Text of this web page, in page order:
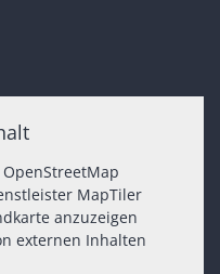
MapTiler
anzuzeigen
externen Inhalten